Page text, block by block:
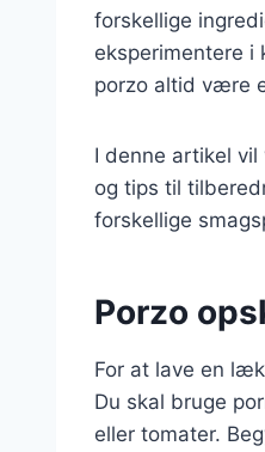
forskellige
eksperimentere i
porzo altid være
I denne artikel
og tips til
forskellige
Porzo
For at lave en
Du skal bruge
eller tomater.